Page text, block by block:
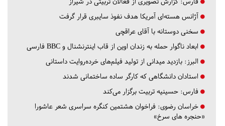
آژانس هسته‌ای آمریکا هدف نفوذ سایبری قرار گرفت
سخنی دوستانه با آقای عراقچی
ابعاد ناگوار حمله به زندان اوین از قاب اینترنشنال و BBC فارسی
البرز: بازدید میدانی از تولید فیلم‌های خرده‌روایت داستانی
استادان دانشگاهی که کارگر ساده ساختمانی شدند
فارس: حسینیه تربیت برگزار می‌کند
خراسان رضوی: فراخوان هشتمین کنگره سراسری شعر عاشورا
«حنجره های سرخ»